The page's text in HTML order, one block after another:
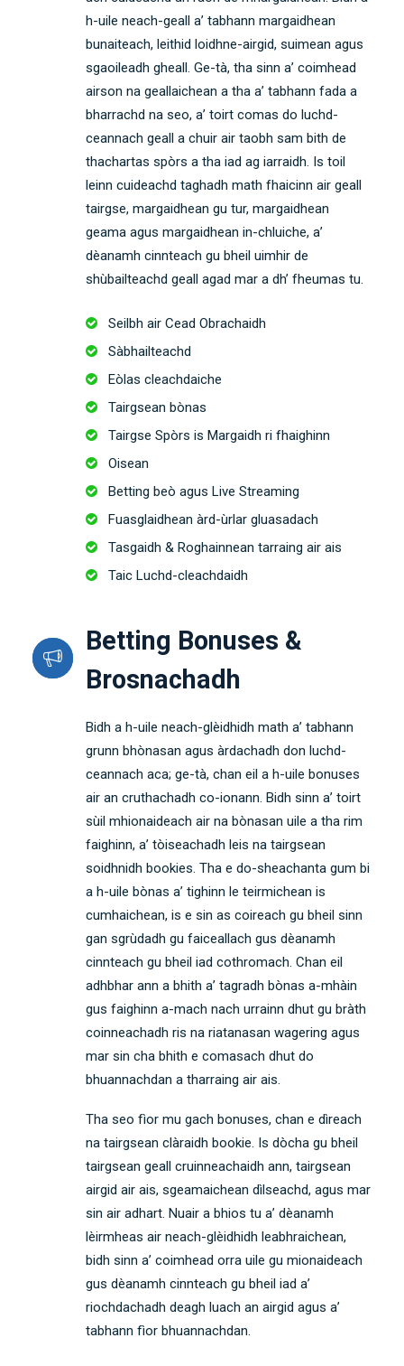
h-uile neach-geall a’ tabhann margaidhean
bunaiteach, leithid loidhne-airgid, suimean agus
sgaoileadh gheall. Ge-tà, tha sinn a’ coimhead
airson na geallaichean a tha a’ tabhann fada a
bharrachd na seo, a’ toirt comas do luchd-
ceannach geall a chuir air taobh sam bith de
thachartas spòrs a tha iad ag iarraidh. Is toil
leinn cuideachd taghadh math fhaicinn air geall
tairgse, margaidhean gu tur, margaidhean
geama agus margaidhean in-chluiche, a’
dèanamh cinnteach gu bheil uimhir de
shùbailteachd geall agad mar a dh’ fheumas tu.
Seilbh air Cead Obrachaidh
Sàbhailteachd
Eòlas cleachdaiche
Tairgsean bònas
Tairgse Spòrs is Margaidh ri fhaighinn
Oisean
Betting beò agus Live Streaming
Fuasglaidhean àrd-ùrlar gluasadach
Tasgaidh & Roghainnean tarraing air ais
Taic Luchd-cleachdaidh
Betting Bonuses &
Brosnachadh
Bidh a h-uile neach-glèidhidh math a’ tabhann
grunn bhònasan agus àrdachadh don luchd-
ceannach aca; ge-tà, chan eil a h-uile bonuses
air an cruthachadh co-ionann. Bidh sinn a’ toirt
sùil mhionaideach air na bònasan uile a tha rim
faighinn, a’ tòiseachadh leis na tairgsean
soidhnidh bookies. Tha e do-sheachanta gum bi
a h-uile bònas a’ tighinn le teirmichean is
cumhaichean, is e sin as coireach gu bheil sinn
gan sgrùdadh gu faiceallach gus dèanamh
cinnteach gu bheil iad cothromach. Chan eil
adhbhar ann a bhith a’ tagradh bònas a-mhàin
gus faighinn a-mach nach urrainn dhut gu bràth
coinneachadh ris na riatanasan wagering agus
mar sin cha bhith e comasach dhut do
bhuannachdan a tharraing air ais.
Tha seo fìor mu gach bonuses, chan e dìreach
na tairgsean clàraidh bookie. Is dòcha gu bheil
tairgsean geall cruinneachaidh ann, tairgsean
airgid air ais, sgeamaichean dìlseachd, agus mar
sin air adhart. Nuair a bhios tu a’ dèanamh
lèirmheas air neach-glèidhidh leabhraichean,
bidh sinn a’ coimhead orra uile gu mionaideach
gus dèanamh cinnteach gu bheil iad a’
riochdachadh deagh luach an airgid agus a’
tabhann fìor bhuannachdan.